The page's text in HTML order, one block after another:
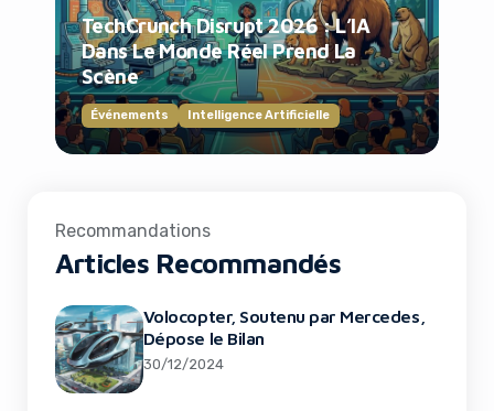
TechCrunch Disrupt 2026 : L’IA
Dans Le Monde Réel Prend La
Scène
Événements Intelligence Artificielle
Recommandations
Articles Recommandés
Volocopter, Soutenu par Mercedes,
Dépose le Bilan
30/12/2024